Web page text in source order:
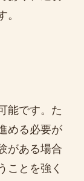
。
能です。た
める必要が
がある場合
ことを強く